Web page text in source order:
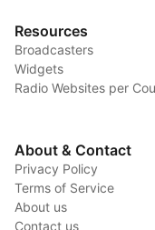
Resources
Broadcasters
Widgets
Radio Websites per
About & Contact
Privacy Policy
Terms of Service
About us
Contact us